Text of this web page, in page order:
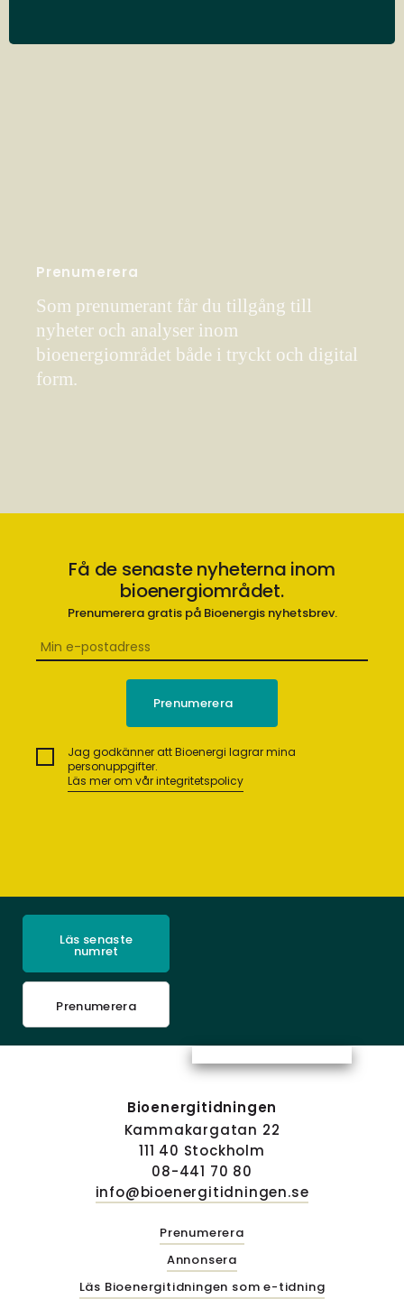
Prenumerera
Som prenumerant får du tillgång till
nyheter och analyser inom
bioenergiområdet både i tryckt och digital
form.
Få de senaste nyheterna inom
bioenergiområdet.
Prenumerera gratis på Bioenergis nyhetsbrev.
Jag godkänner att Bioenergi lagrar mina
personuppgifter.
Läs mer om vår integritetspolicy
Läs senaste
numret
Prenumerera
Bioenergitidningen
Kammakargatan 22
111 40 Stockholm
08-441 70 80
info@bioenergitidningen.se
Prenumerera
Annonsera
Läs Bioenergitidningen som e-tidning